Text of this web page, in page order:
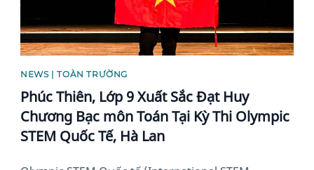
NEWS | TOÀN TRƯỜNG
Phúc Thiên, Lớp 9 Xuất Sắc Đạt Huy
Chương Bạc môn Toán Tại Kỳ Thi Olympic
STEM Quốc Tế, Hà Lan